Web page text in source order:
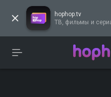
hophop.tv
ТВ, фильмы и